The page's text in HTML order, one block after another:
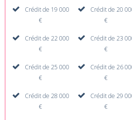
Crédit de 19 000
€
Crédit de 20
€
Crédit de 22 000
€
Crédit de 23
€
Crédit de 25 000
€
Crédit de 26
€
Crédit de 28 000
€
Crédit de 29
€